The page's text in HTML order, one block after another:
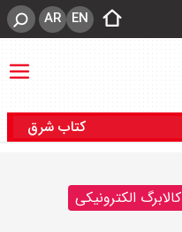
EN
AR
کتاب شرق
کالابرگ الکترونیکی